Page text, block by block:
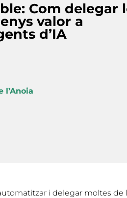
Com delegar
valor a
d’IA
l’Anoia
i delegar moltes